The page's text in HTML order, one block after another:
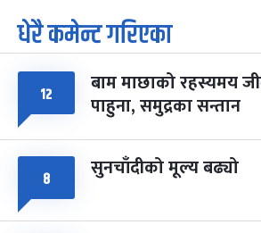
७
आइत
पूर्णिमा व्रत
चैत्र ७, २०८३-
८
सोम
फागुपूर्णिमा
चैत्र ८, २०८३-Mar 22, 2027
धेरै कमेन्ट गरिएका
१२ बाम माछाको रहस्यमय
पाहुना, समुद्रका सन्तान
८ सुनचाँदीको मूल्य बढ्यो